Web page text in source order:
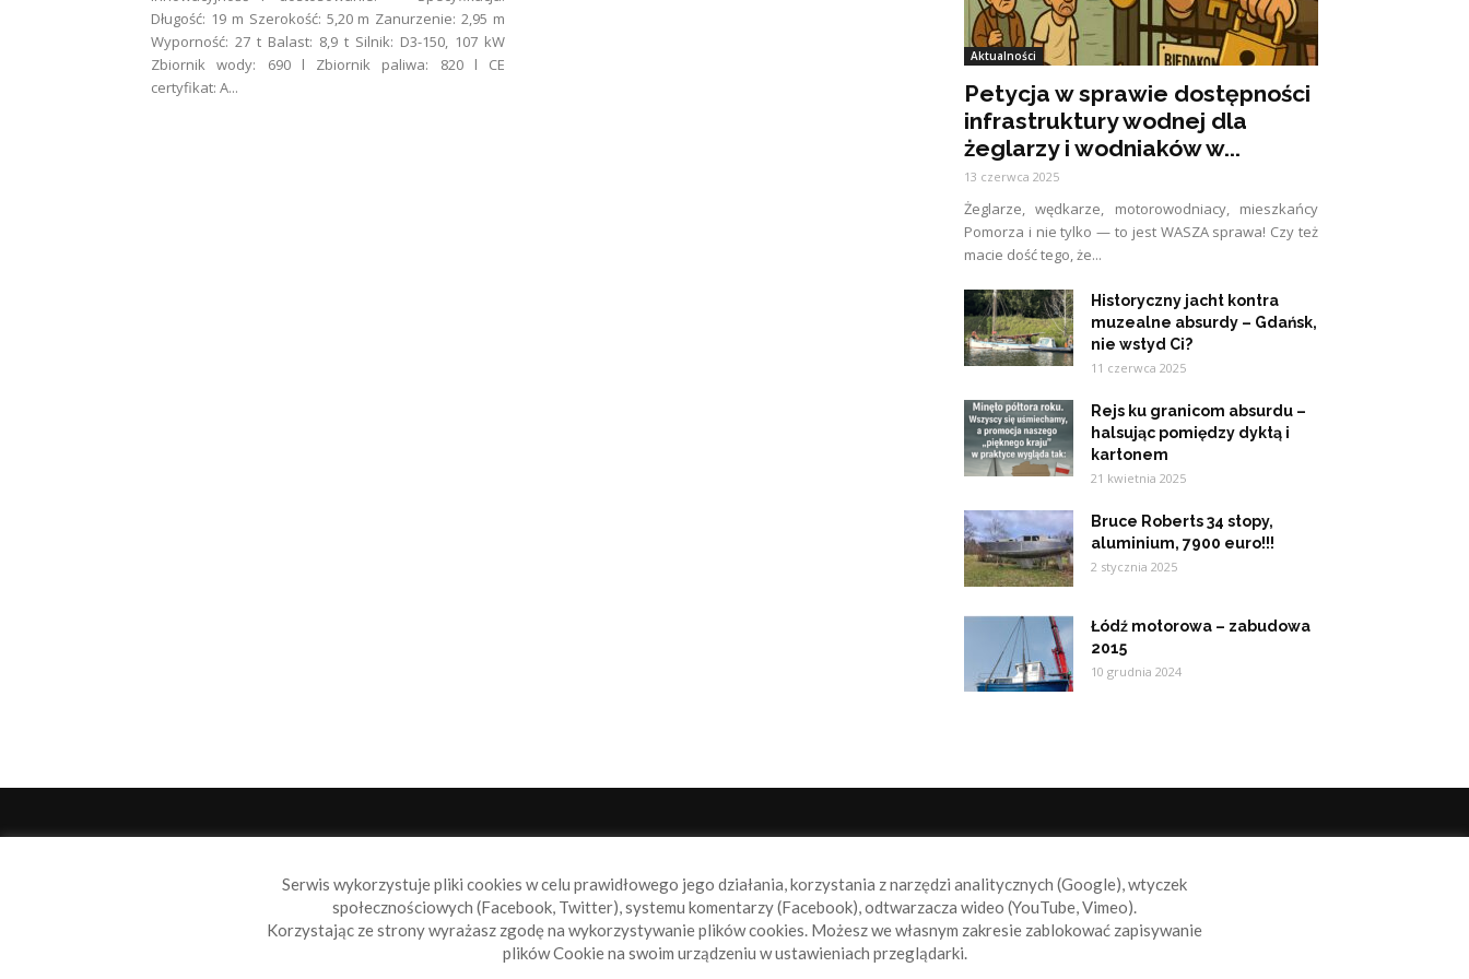
Długość: 19 m Szerokość: 5,20 m Zanurzenie: 2,95 m
Wyporność: 27 t Balast: 8,9 t Silnik: D3-150, 107 kW
Zbiornik wody: 690 l Zbiornik paliwa: 820 l CE
certyfikat: A...
Aktualności
Petycja w sprawie dostępności
infrastruktury wodnej dla
żeglarzy i wodniaków w...
13 czerwca 2025
Żeglarze, wędkarze, motorowodniacy, mieszkańcy
Pomorza i nie tylko — to jest WASZA sprawa! Czy też
macie dość tego, że...
Historyczny jacht kontra
muzealne absurdy – Gdańsk,
nie wstyd Ci?
11 czerwca 2025
Rejs ku granicom absurdu –
halsując pomiędzy dyktą i
kartonem
21 kwietnia 2025
Bruce Roberts 34 stopy,
aluminium, 7900 euro!!!
2 stycznia 2025
Łódź motorowa – zabudowa
2015
10 grudnia 2024
Sailbook.pl to miejsce dla wszystkich, którzy szukają aktualnych
wiadomości ze świata żeglarstwa, świata motorowodniactwa i
nie tylko.
Serwis wykorzystuje pliki cookies w celu prawidłowego jego działania, korzystania z narzędzi analitycznych (Google), wtyczek
społecznościowych (Facebook, Twitter), systemu komentarzy (Facebook), odtwarzacza wideo (YouTube, Vimeo).
Korzystając ze strony wyrażasz zgodę na wykorzystywanie plików cookies. Możesz we własnym zakresie zablokować zapisywanie
plików Cookie na swoim urządzeniu w ustawieniach przeglądarki.